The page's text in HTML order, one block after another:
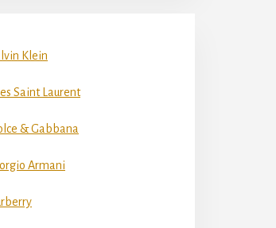
Klein
Saint Laurent
& Gabbana
Armani